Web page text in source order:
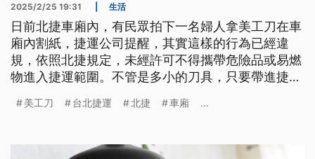
2025/2/25 19:31 生活
日前北捷車廂內，有民眾拍下一名婦人拿美工刀在車
廂內割紙，捷運公司提醒，其實這樣的行為已經違
規，依照北捷規定，未經許可不得攜帶危險品或易燃
物進入捷運範圍。不管是多小的刀具，只要帶進捷運
法》，最高開罰100萬罰鍰。
美工刀 台北捷運 北捷 車廂 ...